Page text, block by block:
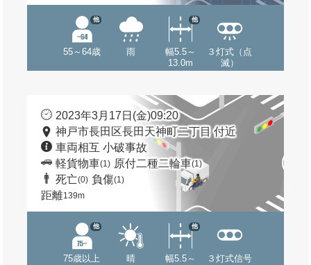
55～64歳
他
雨
幅5.5～
13.0m
他
３灯式（点
滅）
2023年3月17日(金)09:20
神戸市長田区長田天神町二丁目 付近
車両相互 小破事故
軽貨物車(1) 原付二種二輪車(1)
死亡(0) 負傷(1)
距離139m
75歳以上
他
晴
幅5.5～
他
３灯式信号